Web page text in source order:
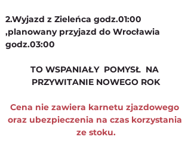
2.Wyjazd z Zieleńca godz.01:00
,planowany przyjazd do Wrocławia
godz.03:00
TO WSPANIAŁY  POMYSŁ  NA
PRZYWITANIE NOWEGO ROK
Cena nie zawiera karnetu zjazdowego
oraz ubezpieczenia na czas korzystania
ze stoku.